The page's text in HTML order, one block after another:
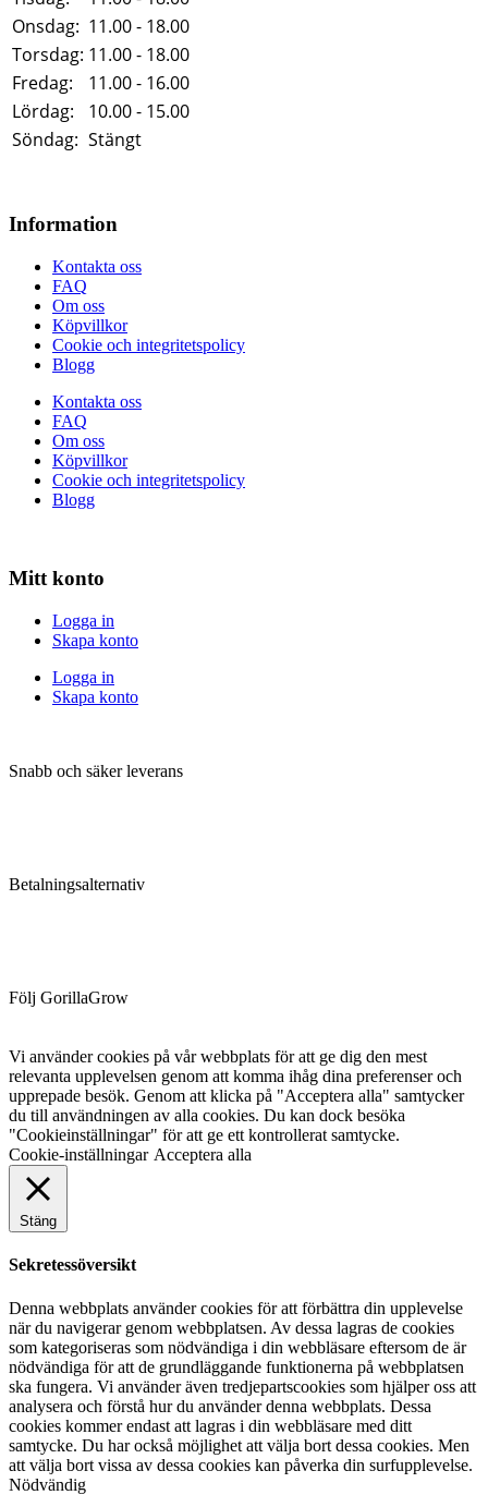
Onsdag: 11.00 - 18.00
Torsdag: 11.00 - 18.00
Fredag:
11.00 - 16.00
Lördag:
10.00 - 15.00
Söndag: Stängt
Information
Kontakta oss
FAQ
Om oss
Köpvillkor
Cookie och integritetspolicy
Blogg
Kontakta oss
FAQ
Om oss
Köpvillkor
Cookie och integritetspolicy
Blogg
Mitt konto
Logga in
Skapa konto
Logga in
Skapa konto
Snabb och säker leverans
Betalningsalternativ
Följ GorillaGrow
Vi använder cookies på vår webbplats för att ge dig den mest
relevanta upplevelsen genom att komma ihåg dina preferenser och
upprepade besök. Genom att klicka på "Acceptera alla" samtycker
du till användningen av alla cookies. Du kan dock besöka
"Cookieinställningar" för att ge ett kontrollerat samtycke.
Cookie-inställningar Acceptera alla
Stäng
Sekretessöversikt
Denna webbplats använder cookies för att förbättra din upplevelse
när du navigerar genom webbplatsen. Av dessa lagras de cookies
som kategoriseras som nödvändiga i din webbläsare eftersom de är
nödvändiga för att de grundläggande funktionerna på webbplatsen
ska fungera. Vi använder även tredjepartscookies som hjälper oss att
analysera och förstå hur du använder denna webbplats. Dessa
cookies kommer endast att lagras i din webbläsare med ditt
samtycke. Du har också möjlighet att välja bort dessa cookies. Men
att välja bort vissa av dessa cookies kan påverka din surfupplevelse.
Nödvändig